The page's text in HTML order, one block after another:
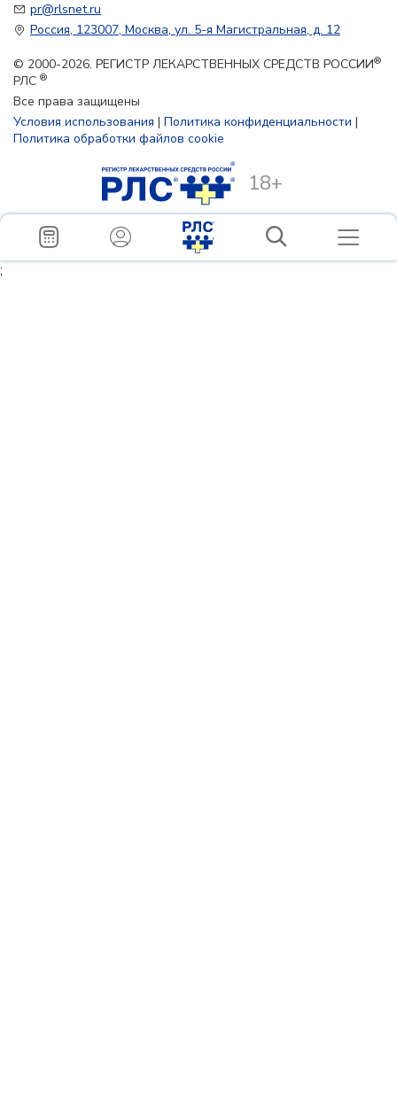
pr@rlsnet.ru
Россия, 123007, Москва, ул. 5-я Магистральная, д. 12
© 2000-2026. РЕГИСТР ЛЕКАРСТВЕННЫХ СРЕДСТВ РОССИИ®
РЛС ®
Все права защищены
Условия использования | Политика конфиденциальности |
Политика обработки файлов cookie
18+
;